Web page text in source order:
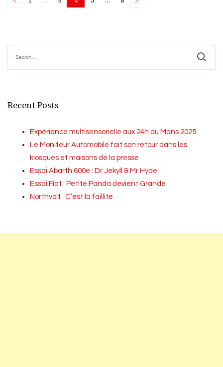
Page PagePagePage Page
for:
Recent Posts
Expérience multisensorielle aux 24h du Mans 2025
Le Moniteur Automobile fait son retour dans les
kiosques et maisons de la presse
Essai Abarth 600e : Dr Jekyll & Mr Hyde
Essai Fiat : Petite Panda devient Grande
Northvolt : C’est la faillite